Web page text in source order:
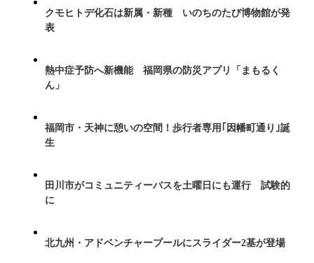
クモヒトデ化石は新属・新種 いのちのたび博物館が発
表
熱中症予防へ新機能 福岡県の防災アプリ「まもるく
ん」
福岡市・天神に憩いの空間！歩行者専用｢因幡町通り｣誕
生
田川市がコミュニティーバスを土曜日にも運行 試験的
に
北九州・アドベンチャープールにスライダー2基が登場